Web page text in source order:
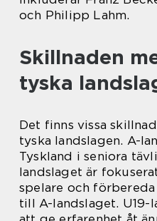
och Philipp Lahm.
Skillnaden
tyska
Det finns vissa
tyska landslagen. A-
Tyskland i seniora
landslaget är
spelare och
till A-landslaget. U19-